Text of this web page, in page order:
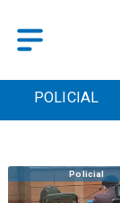
POLICIAL
Videos